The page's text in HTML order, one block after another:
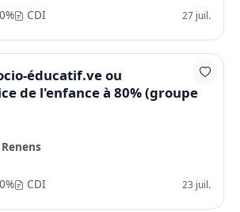
CDI 27 juil.
éducatif.ve ou
de l'enfance à 80% (groupe
CDI 23 juil.